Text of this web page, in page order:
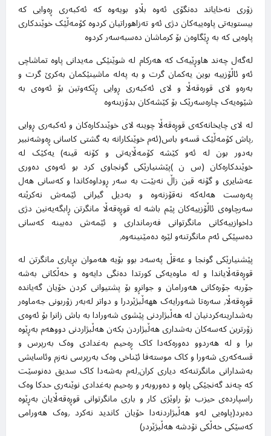
زۆری نەخایاند دەنگۆی ئەوە بڵاو بویەوە کە ئەکبەری ڕەوایی کە
بیستویەتی پاوەییەکان دژی ئەو تەزاهوراتیان کردوە کۆمەڵێک خوێندکاری
پاوەیی کە بە ڕێگاوەن بۆ کرماشان دەسبەسەر کردوە
لەگەل چەند هاوڕێیەک کە هەرکام لە شوێنێکی مەیدانی پاوە تماشاچی
ئەو ئاڵۆزییە بوین یەکمان گرت و بە پەلە ماشینێکمان بەکرێ گرت و
بەرەو لای قورەقەڵا و لای ئەکبەری ڕوایی ڕێکەوتین بۆ ئەوەی بە
شێوەیەک چارەسەرێک بۆ کێشەکان بدۆزینەوە
لە لای چایخانەکەی قوڕەقەڵا چوینە لای خوێندکارەکان و ئەکبەری ڕوایی
٫پاش کۆمەڵێک قسەو باس(ئەم خوێنکارانە بە گشتی کاسانی ڕەوشەنبیر
بەدور بون لە ئەو کێشە کۆمەڵایەتی و کۆنە قینە) یەکێک لە
خوێندکارەکان (س ن )پێشنیارێکی گونجاوی کرد بو ئەوەی دەوری
عەشایری و گۆنە قین زاڵ نەبێت بە سەر ڕوداوەکاندا و کەسانی هەل
پەرەست هەلەکە نەقۆزنەوە و بەدیل گیرانی ئێمەش نەکرێتە
سەرچاوەی ئاڵۆزییەکان پێم باشە لە قوڕەقەڵا مانگرتن ڕابگەیەنین دژی
داخوازییەکانی مانگرتوانی فەرمانداری و ئێمەش دەبینە کەسانی
دەسپێکی ئەم مانگرتنەو لێرە دەمێنینەوە٫
پێشنیارێکی گونجا و عەقڵ پەسەد بوو بۆیە هەموان بڕیاری مانگرتن لە
قوڕەقەڵایاندا و لە ماوەیەکی کورتدا دەنگی دایەوە و خەڵکانی بەشە
جۆربە جۆرەکانی هەورامان و جوانڕو بۆ پشتیوانی کردن خۆیان گەیاندە
قوڕەقەڵا٫ سەرەتا شەورایەک ههەڵبژێردرا و دواتر لەبەر زۆربونی جەماوەر
بەشدارینەکردنیان لە هەڵبژاردنی پێشوی شەورادا بە باش زانرا بۆ ئەوەی
زۆرترین کەسەکان بەشداری هەڵبژاردن بکەن هەڵبژاردنی دووهەم بەڕێوە
برا و لە هەردوو دەورەکەدا کاک ڕەحیم بەغدادی وەک بەرپرس و
قسەکەری شەورا و کاک موستەفا ئێناخی وەک بەرپرسی نەزم وئاسایشی
بەشدارانی مانگرتنەکە دیاری کران٫لەم بەشەدا کاک سدیق دەنوسێت
کە چەند گەنجێکی پاوە و دەوروبەر و رەحیم بەغدادی نوێنەری حدکا وەک
راسپاردەی حیزب بۆ راوێژی کار و باری مانگرتوانی قوڕەقەڵایان بەڕێوە
دەبرد(پاوەیی لەو هەڵبژاردنەدا خۆیان کاندید نەکرد ٫وەک هەورامی
کەسێکی خەڵکی نۆدشە هەڵبژێردر)